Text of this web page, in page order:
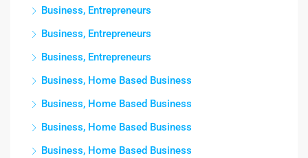
Business, Entrepreneurs
Business, Entrepreneurs
Business, Entrepreneurs
Business, Home Based Business
Business, Home Based Business
Business, Home Based Business
Business, Home Based Business